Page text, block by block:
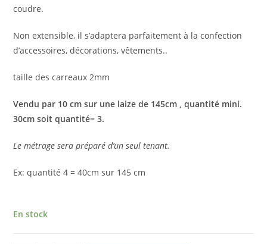
coudre.
Non extensible, il s’adaptera parfaitement à la confection
d’accessoires, décorations, vêtements..
taille des carreaux 2mm
Vendu par 10 cm sur une laize de 145cm , quantité mini.
30cm soit quantité= 3.
Le métrage sera préparé d’un seul tenant.
Ex: quantité 4 = 40cm sur 145 cm
En stock